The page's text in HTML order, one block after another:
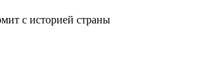
с историей страны